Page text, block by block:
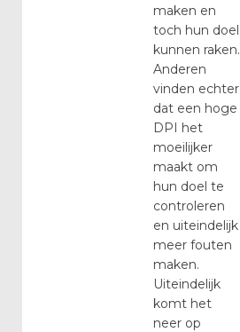
maken en
toch hun doel
kunnen raken.
Anderen
vinden echter
dat een hoge
DPI het
moeilijker
maakt om
hun doel te
controleren
en uiteindelijk
meer fouten
maken.
Uiteindelijk
komt het
neer op